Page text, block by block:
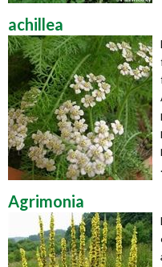
achillea
Agrimonia